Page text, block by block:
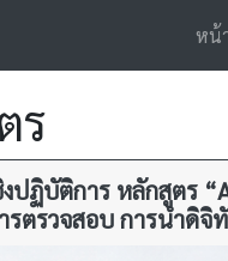
หน้
ร
งปฏิบัติการ หลักสูตร
รตรวจสอบ การนำ